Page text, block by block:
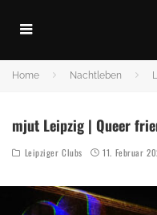
Home Nachtleben
mjut Leipzig | Queer
Leipziger Clubs 11. Februar